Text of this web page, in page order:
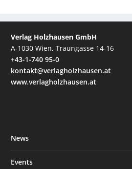
Verlag Holzhausen GmbH
A-1030 Wien, Traungasse 14-16
+43-1-740 95-0
kontakt@verlagholzhausen.at
www.verlagholzhausen.at
News
Events